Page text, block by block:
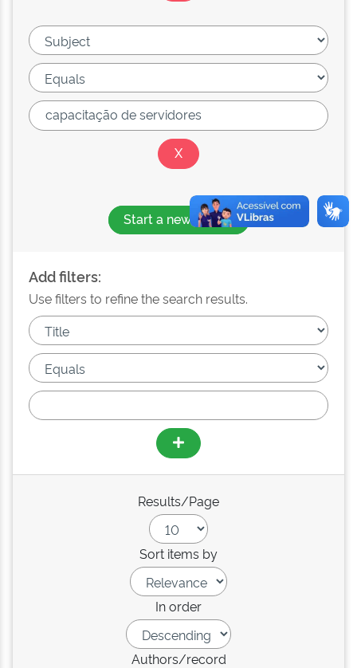
Start a new search
Add filters:
Use filters to refine the search results.
Results/Page
Sort items by
In order
Authors/record